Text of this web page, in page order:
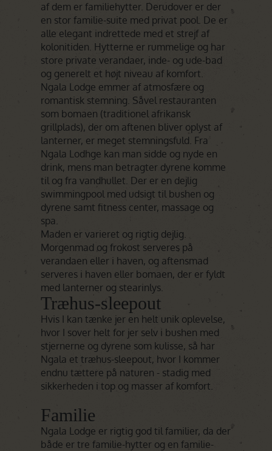
af dem er familiehytter. Derudover er der
en stor familie-suite med privat pool. De er
alle elegant indrettede med et strejf af
kolonitiden. Hytterne er rummelige og har
store private verandaer, inde- og ude-bad
og generelt et højt niveau af komfort.
Ngala Lodge emmer af atmosfære og
romantisk stemning. Såvel restauranten
som bomaen (traditionel afrikansk
grillplads), der om aftenen bliver oplyst af
lanterner, er meget stemningsfuld. Fra
Ngala Lodhge kan man sidde og nyde en
drink, mens man betragter dyrene komme
til og fra vandhullet. Der er en dejlig
swimmingpool med udsigt til bushen og
dyrene samt fitness center, massage og
spa.
Maden er varieret og rigtig dejlig.
Morgenmad og frokost serveres på
verandaen eller i haven, og aftensmad
serveres i haven eller bomaen, der er fyldt
med lanterner og stearinlys.
Træhus-sleepout
Hvis I kan tænke jer en helt unik oplevelse,
hvor I sover helt for jer selv i bushen med
stjernerne og dyrene som kulisse, så har
Ngala et træhus-sleepout, hvor I kommer
endnu tættere på naturen - stadig med
sikkerheden i top og masser af komfort.
Familie
Ngala Lodge er rigtig god til familier, da der
både er tre familie-hytter og en familie-